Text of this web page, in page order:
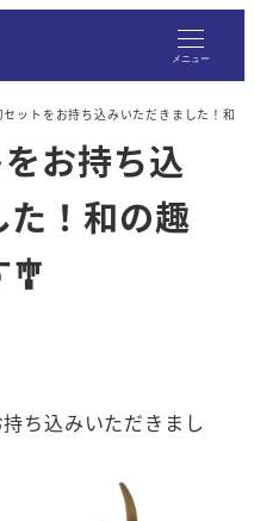
メニュー
セットをお持ち込みいただきました！和
お持ち込
！和の趣
ち込みいただきまし